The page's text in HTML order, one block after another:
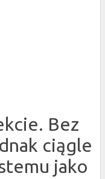
Bez
ciągle
jako